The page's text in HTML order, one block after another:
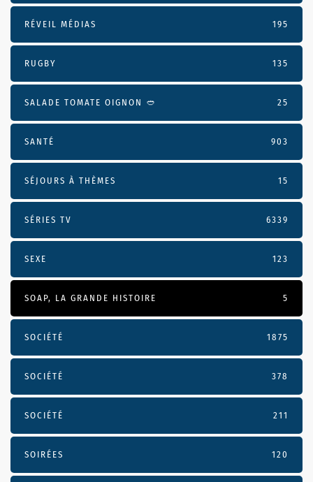
RÉVEIL MÉDIAS 195
RUGBY 135
SALADE TOMATE OIGNON 🥙 25
SANTÉ 903
SÉJOURS À THÈMES 15
SÉRIES TV 6339
SEXE 123
SOAP, LA GRANDE HISTOIRE 5
SOCIÉTÉ 1875
SOCIÉTÉ 378
SOCIÉTÉ 211
SOIRÉES 120